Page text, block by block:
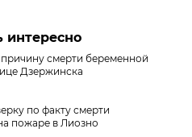
причину смерти беременной
Дзержинска
по факту смерти
пожаре в Лиозно